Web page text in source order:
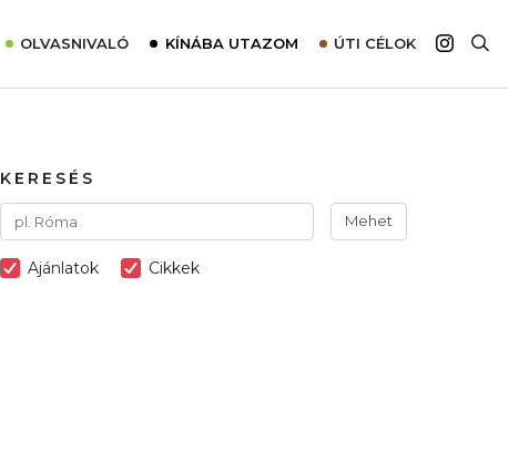
OLVASNIVALÓ
Interjú
Élménybeszámolók
KÍNÁBA UTAZOM ÚTI CÉLOK
Ausztrália
KERESÉS
Mehet
Ajánlatok Cikkek